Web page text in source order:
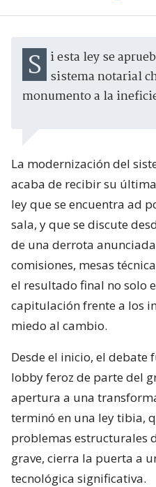
Si esta ley se aprueba tal como está, el sistema notarial
monumento a la
La modernización del
acaba de recibir su
ley que se encuentra ad
sala, y que se discute
de una derrota
comisiones, mesas
el resultado final no solo
capitulación frente a los
miedo al cambio.
Desde el inicio, el
lobby feroz de parte del
apertura a una
terminó en una ley tibia,
problemas estructurales
grave, cierra la puerta a
tecnológica significativa.